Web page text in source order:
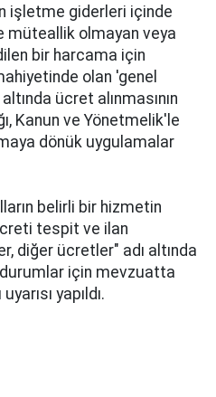
işletme giderleri içinde
müteallik olmayan veya
bir harcama için
olan 'genel
ücret alınmasının
Kanun ve Yönetmelik'le
dönük uygulamalar
belirli bir hizmetin
tespit ve ilan
diğer ücretler" adı altında
için mevzuatta
yapıldı.